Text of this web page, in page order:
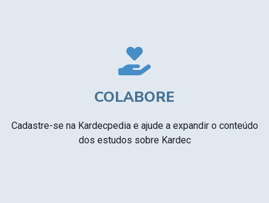
COLABORE
Cadastre-se na Kardecpedia e ajude a expandir o conteúdo
dos estudos sobre Kardec